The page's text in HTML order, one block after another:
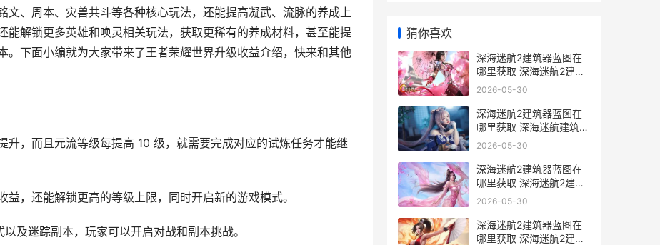
文、周本、灾兽共斗等各种核心玩法，还能提高凝武、流脉的养成上
能解锁更多英雄和唤灵相关玩法，获取更稀有的养成材料，甚至能提
。下面小编就为大家带来了王者荣耀世界升级收益介绍，快来和其他
升，而且元流等级每提高 10 级，就需要完成对应的试炼任务才能继
，还能解锁更高的等级上限，同时开启新的游戏模式。
及迷踪副本，玩家可以开启对战和副本挑战。
猜你喜欢
深海迷航2建筑器蓝图在
哪里获取 深海迷航2建筑
枪
2026-05-30
深海迷航2建筑器蓝图在
哪里获取 深海迷航建筑布
局
2026-05-30
深海迷航2建筑器蓝图在
哪里获取 深海迷航2建筑
bug
2026-05-30
深海迷航2建筑器蓝图在
哪里获取 深海迷航2建筑